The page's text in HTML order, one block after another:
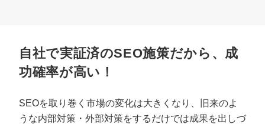
自社で実証済のSEO施策だから、成
功確率が高い！
SEOを取り巻く市場の変化は大きくなり、旧来のよ
うな内部対策・外部対策をするだけでは成果を出しづ